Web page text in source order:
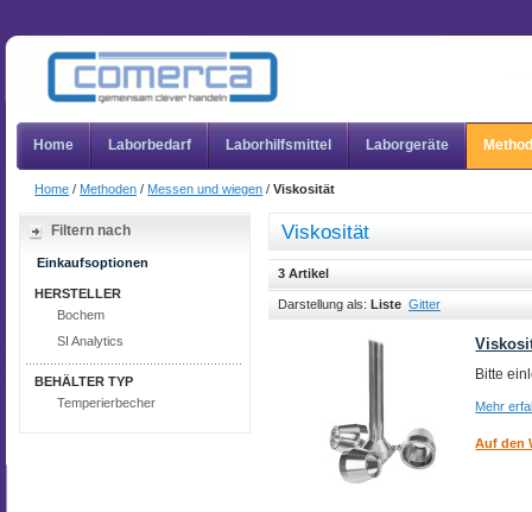
Home Laborbedarf Laborhilfsmittel Laborgeräte
Home / Methoden / Messen und wiegen /Viskosität
Viskosität
3 Artikel
Darstellung als: Liste Gitter
Bitte
Mehr
Auf den
Filtern nach
Einkaufsoptionen
HERSTELLER
Bochem
SI Analytics
BEHÄLTER TYP
Temperierbecher